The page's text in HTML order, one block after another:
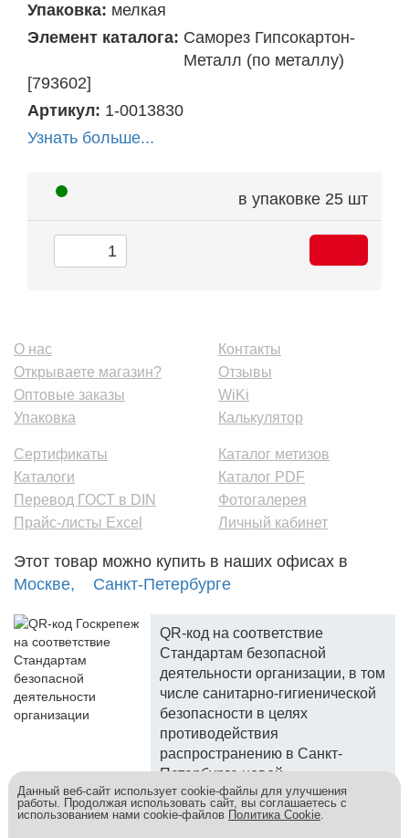
Упаковка: мелкая
Элемент каталога: Саморез Гипсокартон-
Металл (по металлу)
[793602]
Артикул: 1-0013830
Узнать больше...
в упаковке 25 шт
О нас
Открываете магазин?
Оптовые заказы
Упаковка
Контакты
Отзывы
WiKi
Калькулятор
Сертификаты
Каталоги
Перевод ГОСТ в DIN
Прайс-листы Excel
Каталог метизов
Каталог PDF
Фотогалерея
Личный кабинет
Этот товар можно купить в наших офисах в
Москве,
Санкт-Петербурге
QR-код на соответствие
Стандартам безопасной
деятельности организации, в том
числе санитарно-гигиенической
безопасности в целях
противодействия
распространению в Санкт-
Петербурге новой
коронавирусной инфекции.
Данный веб-сайт использует cookie-файлы для улучшения
работы. Продолжая использовать сайт, вы соглашаетесь с
использованием нами cookie-файлов Политика Cookie.